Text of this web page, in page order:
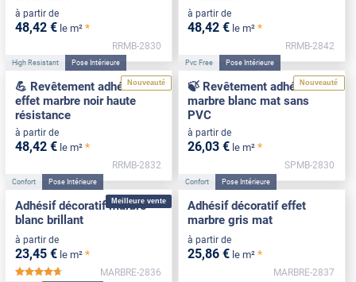
à partir de
48,42 € le m² *
RRMB-2830
à partir de
48,42 € le m² *
RRMB-2842
Nouveauté
High Resistant Pose Intérieure
💪 Revêtement adhésif
effet marbre noir haute
résistance
à partir de
48,42 € le m² *
RRMB-2832
Nouveauté
Pvc Free Pose Intérieure
🍃 Revêtement adhésif
marbre blanc mat sans
PVC
à partir de
26,03 € le m² *
SPMB-2830
Meilleure vente
Confort Pose Intérieure
Adhésif décoratif marbre
blanc brillant
à partir de
23,45 € le m² *
*****
MARBRE-2836
Confort Pose Intérieure
Adhésif décoratif effet
marbre gris mat
à partir de
25,86 € le m² *
MARBRE-2837